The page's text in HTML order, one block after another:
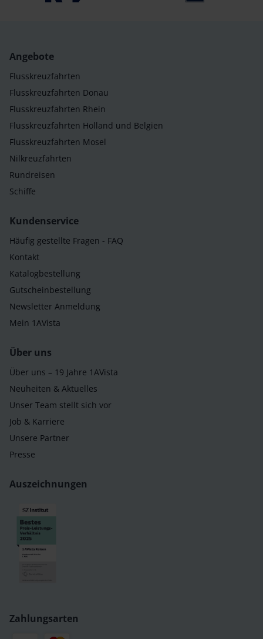
Angebote
Flusskreuzfahrten
Flusskreuzfahrten Donau
Flusskreuzfahrten Rhein
Flusskreuzfahrten Holland und Belgien
Flusskreuzfahrten Mosel
Nilkreuzfahrten
Rundreisen
Schiffe
Kundenservice
Häufig gestellte Fragen - FAQ
Kontakt
Katalogbestellung
Gutscheinbestellung
Newsletter Anmeldung
Mein 1AVista
Über uns
Über uns – 19 Jahre 1AVista
Neuheiten & Aktuelles
Unser Team stellt sich vor
Job & Karriere
Unsere Partner
Presse
Auszeichnungen
Zahlungsarten